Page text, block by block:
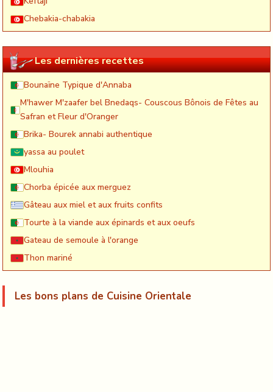
Chebakia-chabakia
Les dernières recettes
Bounaïne Typique d'Annaba
M'hawer M'zaafer bel Bnedaqs- Couscous Bônois de Fêtes au
Safran et Fleur d'Oranger
Brika- Bourek annabi authentique
yassa au poulet
Mlouhia
Chorba épicée aux merguez
Gâteau aux miel et aux fruits confits
Tourte à la viande aux épinards et aux oeufs
Gateau de semoule à l'orange
Thon mariné
Les bons plans de Cuisine Orientale